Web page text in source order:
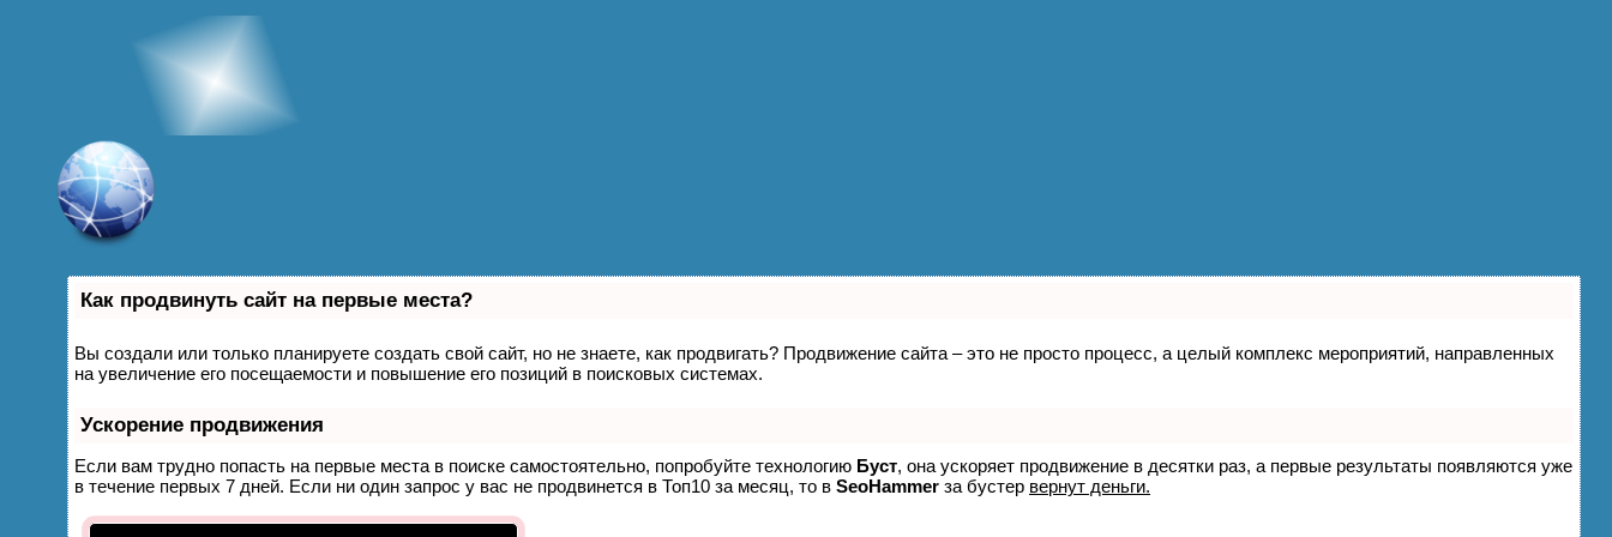
Как продвинуть сайт на первые места?
Вы создали или только планируете создать свой сайт, но не знаете, как продвигать? Продвижение сайта – это не просто процесс, а целый комплекс мероприятий, направленных
на увеличение его посещаемости и повышение его позиций в поисковых системах.
Ускорение продвижения
Если вам трудно попасть на первые места в поиске самостоятельно, попробуйте технологию Буст, она ускоряет продвижение в десятки раз, а первые результаты появляются уже
в течение первых 7 дней. Если ни один запрос у вас не продвинется в Топ10 за месяц, то в SeoHammer за бустер вернут деньги.